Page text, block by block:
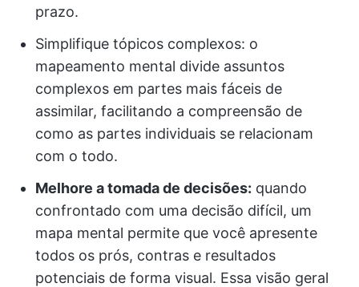
prazo.
Simplifique tópicos complexos: o
mapeamento mental divide assuntos
complexos em partes mais fáceis de
assimilar, facilitando a compreensão de
como as partes individuais se relacionam
com o todo.
Melhore a tomada de decisões: quando
confrontado com uma decisão difícil, um
mapa mental permite que você apresente
todos os prós, contras e resultados
potenciais de forma visual. Essa visão geral